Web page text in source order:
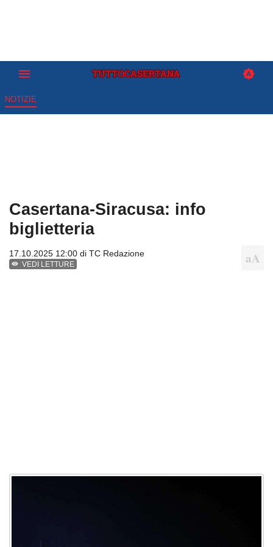
NOTIZIE
Casertana-Siracusa: info
biglietteria
17.10.2025 12:00 di TC Redazione
VEDI LETTURE